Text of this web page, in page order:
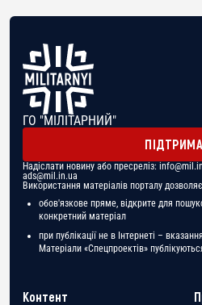
ГО "МІЛІТАРНИЙ"
Надіслати новину або пресреліз:
ads@mil.in.ua
Використання матеріалів порталу
обов'язкове пряме, відкрите для
конкретний матеріал
при публікації не в Інтернеті –
Матеріали «Спецпроектів»
Контент